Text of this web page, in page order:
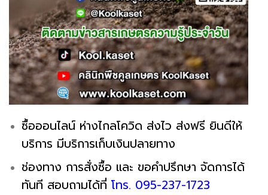
ซื้อออนไลน์ ห่างไกลโควิด ส่งไว ส่งฟรี ยินดีให้
บริการ มีบริการเก็บเงินปลายทาง
ช่องทาง การสั่งซื้อ และ ขอคำปรึกษา จัดการได้
ทันที สอบถามได้ที่ โทร. 095-237-1723